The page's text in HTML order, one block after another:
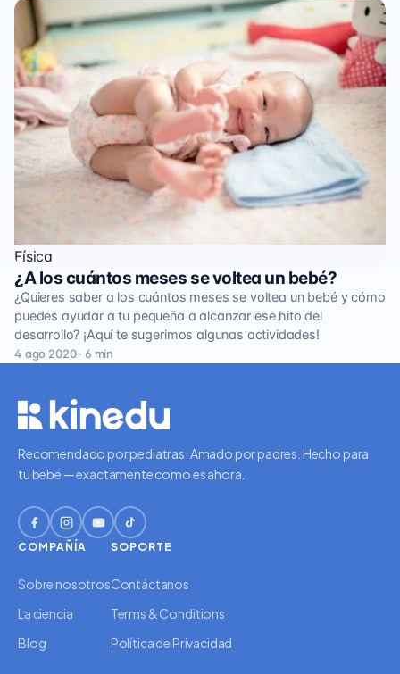
Física
¿A los cuántos meses se voltea un bebé?
¿Quieres saber a los cuántos meses se voltea un bebé y cómo
puedes ayudar a tu pequeña a alcanzar ese hito del
desarrollo? ¡Aquí te sugerimos algunas actividades!
4 ago 2020 · 6 min
Recomendado por pediatras. Amado por padres. Hecho para
tu bebé — exactamente como es ahora.
COMPAÑÍA
Sobre nosotros
La ciencia
Blog
SOPORTE
Contáctanos
Terms & Conditions
Política de Privacidad